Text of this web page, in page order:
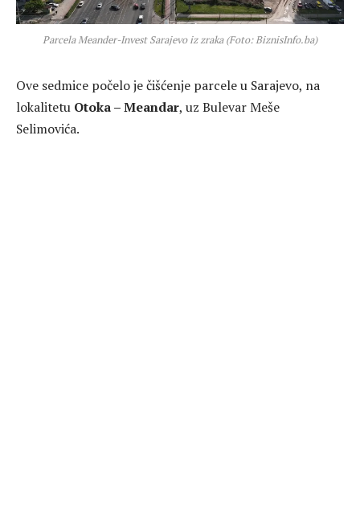
Parcela Meander-Invest Sarajevo iz zraka (Foto: BiznisInfo.ba)
Ove sedmice počelo je čišćenje parcele u Sarajevo, na
lokalitetu Otoka – Meandar, uz Bulevar Meše
Selimovića.